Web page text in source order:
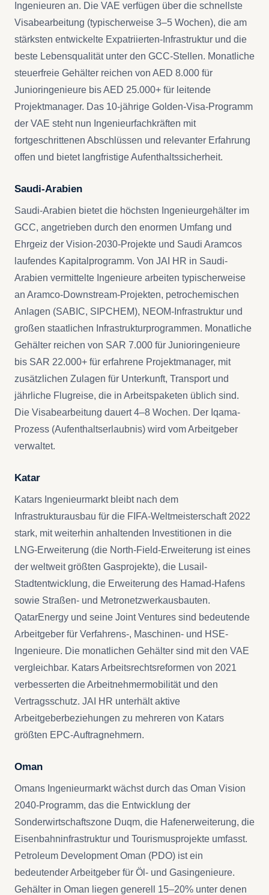
Ingenieuren an. Die VAE verfügen über die schnellste
Visabearbeitung (typischerweise 3–5 Wochen), die am
stärksten entwickelte Expatriierten-Infrastruktur und die
beste Lebensqualität unter den GCC-Stellen. Monatliche
steuerfreie Gehälter reichen von AED 8.000 für
Junioringenieure bis AED 25.000+ für leitende
Projektmanager. Das 10-jährige Golden-Visa-Programm
der VAE steht nun Ingenieurfachkräften mit
fortgeschrittenen Abschlüssen und relevanter Erfahrung
offen und bietet langfristige Aufenthaltssicherheit.
Saudi-Arabien
Saudi-Arabien bietet die höchsten Ingenieurgehälter im
GCC, angetrieben durch den enormen Umfang und
Ehrgeiz der Vision-2030-Projekte und Saudi Aramcos
laufendes Kapitalprogramm. Von JAI HR in Saudi-
Arabien vermittelte Ingenieure arbeiten typischerweise
an Aramco-Downstream-Projekten, petrochemischen
Anlagen (SABIC, SIPCHEM), NEOM-Infrastruktur und
großen staatlichen Infrastrukturprogrammen. Monatliche
Gehälter reichen von SAR 7.000 für Junioringenieure
bis SAR 22.000+ für erfahrene Projektmanager, mit
zusätzlichen Zulagen für Unterkunft, Transport und
jährliche Flugreise, die in Arbeitspaketen üblich sind.
Die Visabearbeitung dauert 4–8 Wochen. Der Iqama-
Prozess (Aufenthaltserlaubnis) wird vom Arbeitgeber
verwaltet.
Katar
Katars Ingenieurmarkt bleibt nach dem
Infrastrukturausbau für die FIFA-Weltmeisterschaft 2022
stark, mit weiterhin anhaltenden Investitionen in die
LNG-Erweiterung (die North-Field-Erweiterung ist eines
der weltweit größten Gasprojekte), die Lusail-
Stadtentwicklung, die Erweiterung des Hamad-Hafens
sowie Straßen- und Metronetzwerkausbauten.
QatarEnergy und seine Joint Ventures sind bedeutende
Arbeitgeber für Verfahrens-, Maschinen- und HSE-
Ingenieure. Die monatlichen Gehälter sind mit den VAE
vergleichbar. Katars Arbeitsrechtsreformen von 2021
verbesserten die Arbeitnehmermobilität und den
Vertragsschutz. JAI HR unterhält aktive
Arbeitgeberbeziehungen zu mehreren von Katars
größten EPC-Auftragnehmern.
Oman
Omans Ingenieurmarkt wächst durch das Oman Vision
2040-Programm, das die Entwicklung der
Sonderwirtschaftszone Duqm, die Hafen­erweiterung, die
Eisenbahninfrastruktur und Tourismusprojekte umfasst.
Petroleum Development Oman (PDO) ist ein
bedeutender Arbeitgeber für Öl- und Gasingenieure.
Gehälter in Oman liegen generell 15–20% unter denen